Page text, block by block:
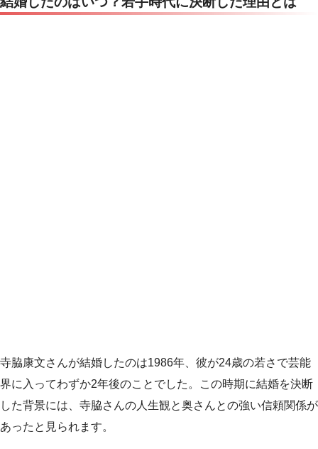
寺脇康文さんが結婚したのは1986年、彼が24歳の若さで芸能
界に入ってわずか2年後のことでした。この時期に結婚を決断
した背景には、寺脇さんの人生観と奥さんとの強い信頼関係が
あったと見られます。